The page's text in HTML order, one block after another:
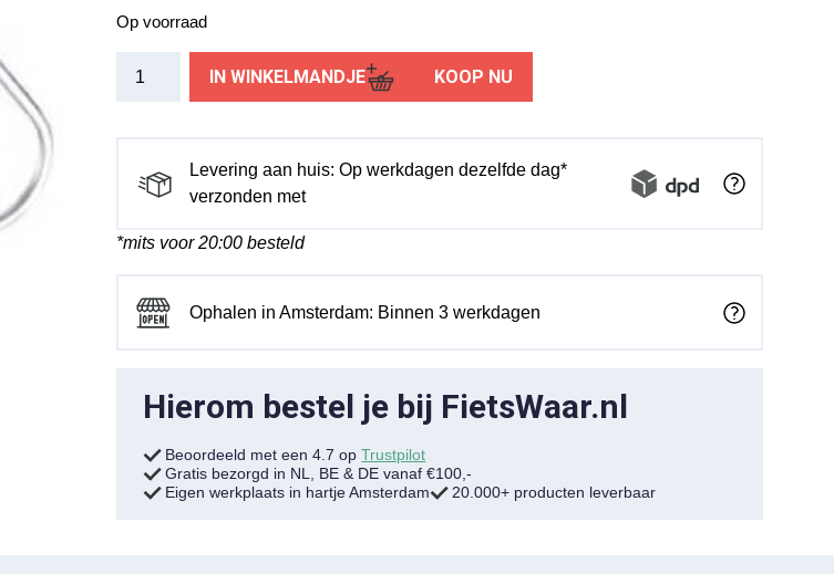
Op voorraad
aantal
IN WINKELMANDJE KOOP NU
Levering aan huis: Op werkdagen dezelfde dag*
verzonden met
*mits voor 20:00 besteld
Ophalen in Amsterdam: Binnen 3 werkdagen
Hierom bestel je bij FietsWaar.nl
Beoordeeld met een 4.7 opTrustpilot
Gratis bezorgd in NL, BE & DE vanaf €100,-
Eigen werkplaats in hartje Amsterdam
20.000+ producten leverbaar